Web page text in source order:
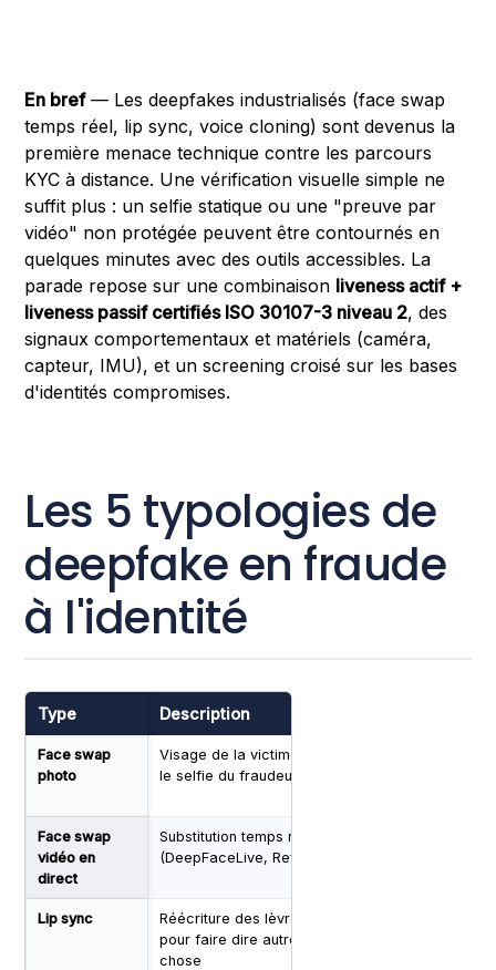
En bref— Les deepfakes industrialisés (face swap
temps réel, lip sync, voice cloning) sont devenus la
première menace technique contre les parcours
KYC à distance. Une vérification visuelle simple ne
suffit plus : un selfie statique ou une "preuve par
vidéo" non protégée peuvent être contournés en
quelques minutes avec des outils accessibles. La
parade repose sur une combinaison liveness actif +
liveness passif certifiés ISO 30107-3 niveau 2, des
signaux comportementaux et matériels (caméra,
capteur, IMU), et un screening croisé sur les bases
d'identités compromises.
Les 5 typologies de
deepfake en fraude
à l'identité
Type Description
Face swap
photo
Visage de la victime sur
le selfie du fraudeur
Face swap
vidéo en
direct
Substitution temps réel
(DeepFaceLive, Reface)
Lip sync
Réécriture des lèvres
pour faire dire autre
chose